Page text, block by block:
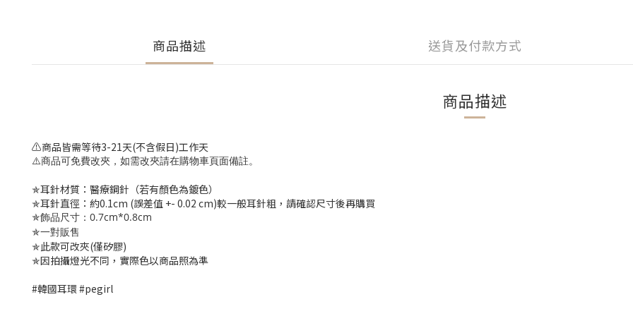
商品描述 送貨及付款方式
商品描述
⚠️商品皆需等待3-21天(不含假日)工作天
⚠️商品可免費改夾，如需改夾請在購物車頁面備註。
✯耳針材質：醫療鋼針（若有顏色為鍍色）
✯耳針直徑：約0.1cm (誤差值 +- 0.02 cm)較一般耳針粗，請確認尺寸後再購買
✯飾品尺寸：0.7cm*0.8cm
✯一對販售
✯此款可改夾(僅矽膠)
✯因拍攝燈光不同，實際色以商品照為準
#韓國耳環 #pegirl